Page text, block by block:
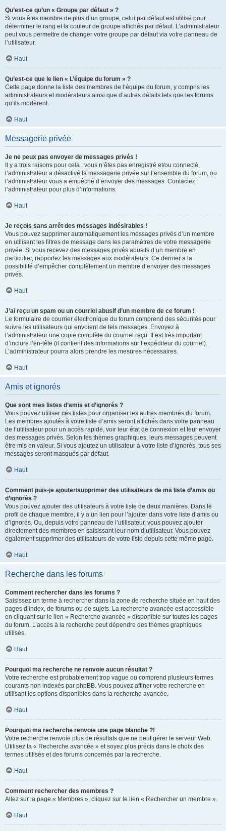
Qu’est-ce qu’un « Groupe par défaut » ?
Si vous êtes membre de plus d’un groupe, celui par défaut est utilisé pour
déterminer le rang et la couleur de groupe affichés par défaut. L’administrateur
peut vous permettre de changer votre groupe par défaut via votre panneau de
l’utilisateur.
Haut
Qu’est-ce que le lien « L’équipe du forum » ?
Cette page donne la liste des membres de l’équipe du forum, y compris les
administrateurs et modérateurs ainsi que d’autres détails tels que les forums
qu’ils modèrent.
Haut
Messagerie privée
Je ne peux pas envoyer de messages privés !
Il y a trois raisons pour cela : vous n’êtes pas enregistré et/ou connecté,
l’administrateur a désactivé la messagerie privée sur l’ensemble du forum, ou
l’administrateur vous a empêché d’envoyer des messages. Contactez
l’administrateur pour plus d’informations.
Haut
Je reçois sans arrêt des messages indésirables !
Vous pouvez supprimer automatiquement les messages privés d’un membre
en utilisant les filtres de message dans les paramètres de votre messagerie
privée. Si vous recevez des messages privés abusifs d’un membre en
particulier, rapportez les messages aux modérateurs. Ce dernier a la
possibilité d’empêcher complètement un membre d’envoyer des messages
privés.
Haut
J’ai reçu un spam ou un courriel abusif d’un membre de ce forum !
Le formulaire de courrier électronique du forum comprend des sécurités pour
suivre les utilisateurs qui envoient de tels messages. Envoyez à
l’administrateur une copie complète du courriel reçu. Il est très important
d’inclure l’en-tête (il contient des informations sur l’expéditeur du courriel).
L’administrateur pourra alors prendre les mesures nécessaires.
Haut
Amis et ignorés
Que sont mes listes d’amis et d’ignorés ?
Vous pouvez utiliser ces listes pour organiser les autres membres du forum.
Les membres ajoutés à votre liste d’amis seront affichés dans votre panneau
de l’utilisateur pour un accès rapide, voir leur état de connexion et leur envoyer
des messages privés. Selon les thèmes graphiques, leurs messages peuvent
être mis en valeur. Si vous ajoutez un utilisateur à votre liste d’ignorés, tous ses
messages seront masqués par défaut.
Haut
Comment puis-je ajouter/supprimer des utilisateurs de ma liste d’amis ou
d’ignorés ?
Vous pouvez ajouter des utilisateurs à votre liste de deux manières. Dans le
profil de chaque membre, il y a un lien pour l’ajouter dans votre liste d’amis ou
d’ignorés. Ou, depuis votre panneau de l’utilisateur, vous pouvez ajouter
directement des membres en saisissant leur nom d’utilisateur. Vous pouvez
également supprimer des utilisateurs de votre liste depuis cette même page.
Haut
Recherche dans les forums
Comment rechercher dans les forums ?
Saisissez un terme à rechercher dans la zone de recherche située en haut des
pages d’index, de forums ou de sujets. La recherche avancée est accessible
en cliquant sur le lien « Recherche avancée » disponible sur toutes les pages
du forum. L’accès à la recherche peut dépendre des thèmes graphiques
utilisés.
Haut
Pourquoi ma recherche ne renvoie aucun résultat ?
Votre recherche est probablement trop vague ou comprend plusieurs termes
courants non indexés par phpBB. Vous pouvez affiner votre recherche en
utilisant les options disponibles dans la recherche avancée.
Haut
Pourquoi ma recherche renvoie une page blanche ?!
Votre recherche renvoie plus de résultats que ne peut gérer le serveur Web.
Utilisez la « Recherche avancée » et soyez plus précis dans le choix des
termes utilisés et des forums concernés par la recherche.
Haut
Comment rechercher des membres ?
Allez sur la page « Membres », cliquez sur le lien « Rechercher un membre ».
Haut